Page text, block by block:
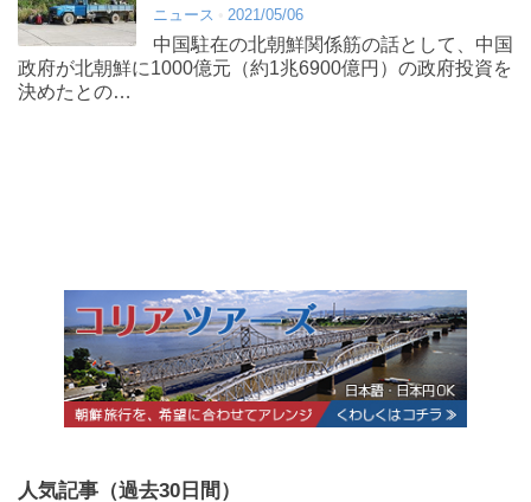
ニュース 2021/05/06
中国駐在の北朝鮮関係筋の話として、中国
政府が北朝鮮に1000億元（約1兆6900億円）の政府投資を
決めたとの…
人気記事（過去30日間）